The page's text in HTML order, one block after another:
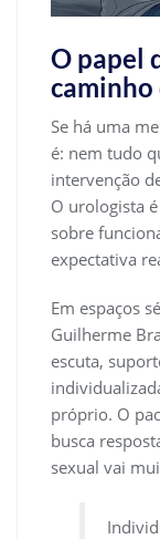
O papel
caminho
Se há uma
é: nem tudo
intervenção
O urologista
sobre
expectativa
Em espaços
Guilherme
escuta,
próprio. O
busca
sexual vai